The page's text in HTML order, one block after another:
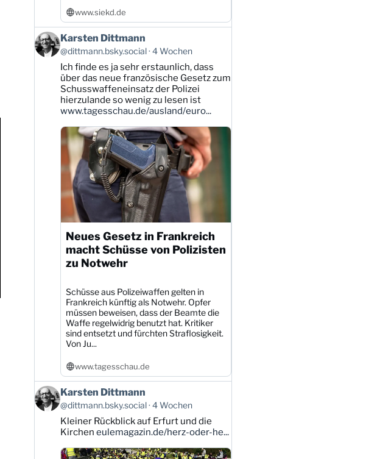
www.siekd.de
Beitrag
von
Karsten
Dittmann
Bluesky
ansehen
Karsten Dittmann
@dittmann.bsky.social 4 Wochen
Ich finde es ja sehr erstaunlich, dass
über das neue französische Gesetz zum
Schusswaffeneinsatz der Polizei
hierzulande so wenig zu lesen ist
www.tagesschau.de/ausland/euro...
Neues Gesetz in Frankreich
macht Schüsse von Polizisten
zu Notwehr
Schüsse aus Polizeiwaffen gelten in
Frankreich künftig als Notwehr. Opfer
müssen beweisen, dass der Beamte die
Waffe regelwidrig benutzt hat. Kritiker
sind entsetzt und fürchten Straflosigkeit.
Von Ju...
www.tagesschau.de
Beitrag
von
Karsten
Dittmann
ansehen
Karsten Dittmann
@dittmann.bsky.social 4 Wochen
Kleiner Rückblick auf Erfurt und die
Kirchen eulemagazin.de/herz-oder-he...